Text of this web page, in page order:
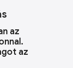
az
az